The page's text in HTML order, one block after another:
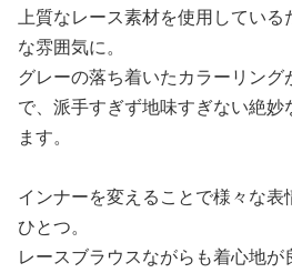
上質なレース素材を使用してい
な雰囲気に。
グレーの落ち着いたカラーリング
で、派手すぎず地味すぎない絶
ます。
インナーを変えることで様々な
ひとつ。
レースブラウスながらも着心地